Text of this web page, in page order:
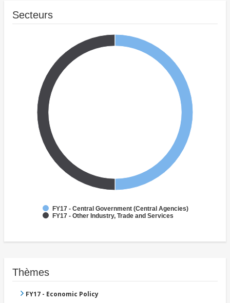
Secteurs
FY17 - Central Government (Central Agencies)
FY17 - Other Industry, Trade and Services
Thèmes
FY17 - Economic Policy